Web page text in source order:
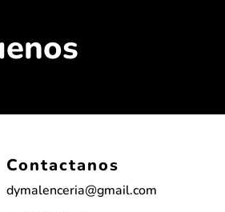
Contactanos
dymalenceria@gmail.com